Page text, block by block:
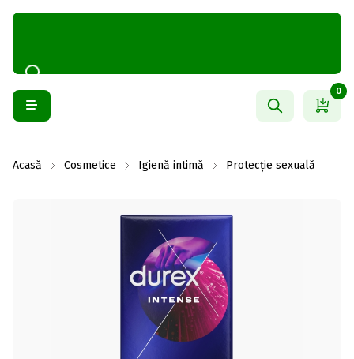
0
Acasă Cosmetice Igienă intimă Protecție sexuală